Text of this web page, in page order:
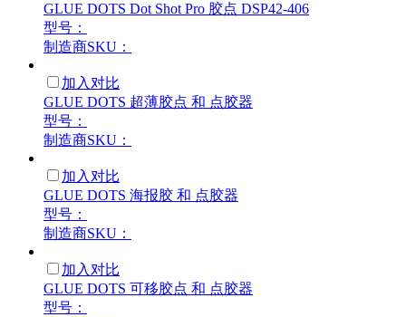
GLUE DOTS Dot Shot Pro 胶点 DSP42-406
型号：
制造商SKU：
加入对比
GLUE DOTS 超薄胶点 和 点胶器
型号：
制造商SKU：
加入对比
GLUE DOTS 海报胶 和 点胶器
型号：
制造商SKU：
加入对比
GLUE DOTS 可移胶点 和 点胶器
型号：